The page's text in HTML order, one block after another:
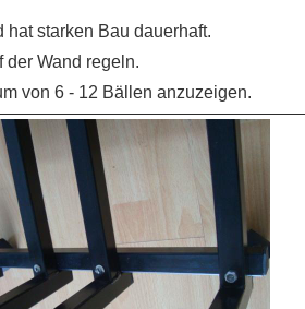
hat starken Bau dauerhaft.
der Wand regeln.
von 6 - 12 Bällen anzuzeigen.